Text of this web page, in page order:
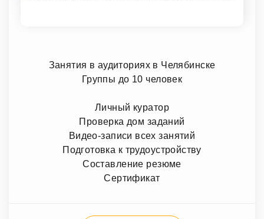
Занятия в аудиториях в Челябинске
Группы до 10 человек
Личный куратор
Проверка дом заданий
Видео-записи всех занятий
Подготовка к трудоустройству
Составление резюме
Сертификат